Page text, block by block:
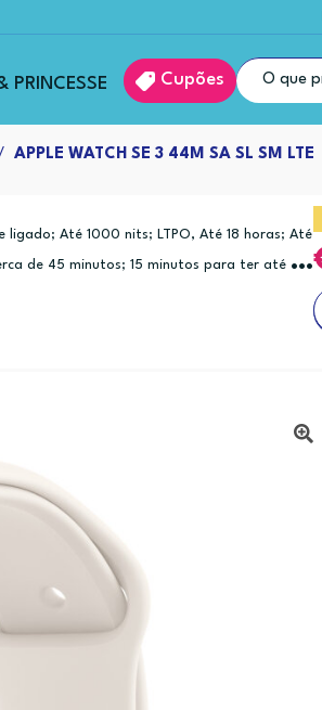
PRINCESSE Cupões
APPLE WATCH SE 3 44M SA SL SM LTE
ligado; Até 1000 nits; LTPO, Até 18 horas; Até
de 45 minutos; 15 minutos para ter até 8